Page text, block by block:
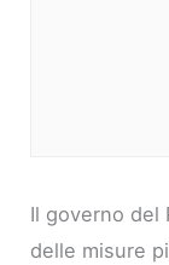
Il governo del
delle misure